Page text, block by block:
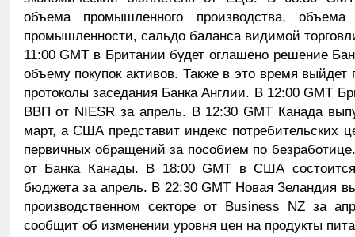
объема промышленного производства,
промышленности, сальдо баланса видимой
11:00 GMT в Британии будет оглашено решение
объему покупок активов. Также в это время
протоколы заседания Банка Англии. В 12:00 GMT
ВВП от NIESR за апрель. В 12:30 GMT Канада
март, а США представит индекс потребительских
первичных обращений за пособием по
от Банка Канады. В 18:00 GMT в США состоится
бюджета за апрель. В 22:30 GMT Новая Зеландия
производственном секторе от Business NZ за
сообщит об изменении уровня цен на продукты